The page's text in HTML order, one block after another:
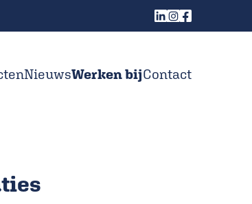
NieuwsWerken bijContact